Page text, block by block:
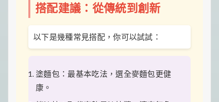
搭配建議：從傳統到創新
以下是幾種常見搭配，你可以試試：
塗麵包：最基本吃法，選全麥麵包更健
康。